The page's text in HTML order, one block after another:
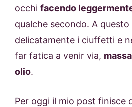
occhi facendo
qualche secondo. A
delicatamente i ciuffetti e
far fatica a venir via,
olio.
Per oggi il mio post finisce